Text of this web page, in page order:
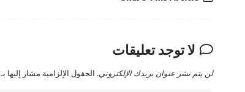
لا توجد تعليقات
لن يتم نشر عنوان بريدك الإلكتروني. الحقول الإلزامية مشار إليها بـ